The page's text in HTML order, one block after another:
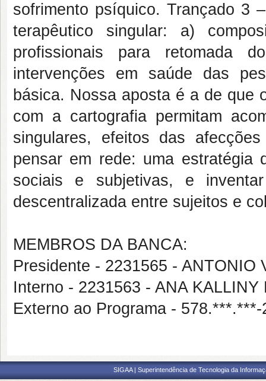
sofrimento psíquico. Trançado 3
terapêutico singular: a)
profissionais para retomada
intervenções em saúde das
básica. Nossa aposta é a de que
com a cartografia permitam
singulares, efeitos das
pensar em rede: uma estratégia
sociais e subjetivas, e
descentralizada entre sujeitos e
MEMBROS DA BANCA:
Presidente - 2231565 - ANTONIO
Interno - 2231563 - ANA
Externo ao Programa -
SIGAA | Superintendência de Tecnologia da